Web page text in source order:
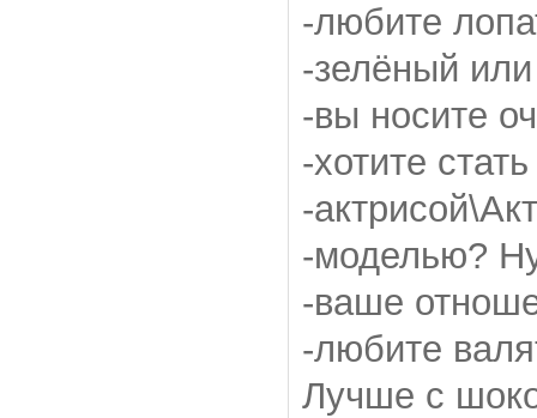
-любите
-зелёный
-вы носите
-хотите
-
-моделью?
-ваше
-любите
Лучше с